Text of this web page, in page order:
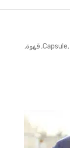
Capsule,
, قهوة,